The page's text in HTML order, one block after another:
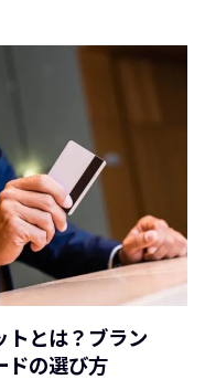
トとは？ブラン
ドの選び方